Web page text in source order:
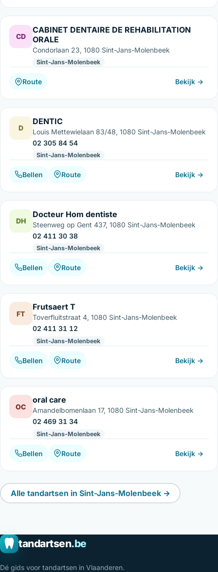
CD
CABINET DENTAIRE DE REHABILITATION
ORALE
Condorlaan 23, 1080 Sint-Jans-Molenbeek
Sint-Jans-Molenbeek
Route Bekijk →
D
DENTIC
Louis Mettewielaan 83/48, 1080 Sint-Jans-Molenbeek
02 305 84 54
Sint-Jans-Molenbeek
Bellen Route Bekijk →
DH
Docteur Hom dentiste
Steenweg op Gent 437, 1080 Sint-Jans-Molenbeek
02 411 30 38
Sint-Jans-Molenbeek
Bellen Route Bekijk →
FT
Frutsaert T
Toverfluitstraat 4, 1080 Sint-Jans-Molenbeek
02 411 31 12
Sint-Jans-Molenbeek
Bellen Route Bekijk →
OC
oral care
Amandelbomenlaan 17, 1080 Sint-Jans-Molenbeek
02 469 31 34
Sint-Jans-Molenbeek
Bellen Route Bekijk →
Alle tandartsen in Sint-Jans-Molenbeek →
tandartsen.be
Dé gids voor tandartsen in Vlaanderen.